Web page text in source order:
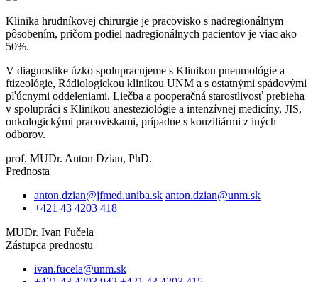
Klinika hrudníkovej chirurgie je pracovisko s nadregionálnym
pôsobením, pričom podiel nadregionálnych pacientov je viac ako
50%.
V diagnostike úzko spolupracujeme s Klinikou pneumológie a
ftizeológie, Rádiologickou klinikou UNM a s ostatnými spádovými
pľúcnymi oddeleniami. Liečba a pooperačná starostlivosť prebieha
v spolupráci s Klinikou anesteziológie a intenzívnej medicíny, JIS,
onkologickými pracoviskami, prípadne s konziliármi z iných
odborov.
prof. MUDr. Anton Dzian, PhD.
Prednosta
anton.dzian@jfmed.uniba.sk anton.dzian@unm.sk
+421 43 4203 418
MUDr. Ivan Fučela
Zástupca prednostu
ivan.fucela@unm.sk